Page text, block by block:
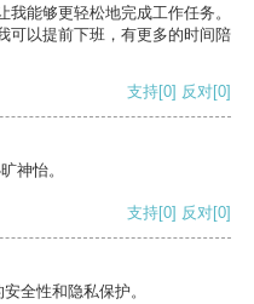
能够更轻松地完成工作任务。
可以提前下班，有更多的时间陪
支持[0] 反对[0]
神怡。
支持[0] 反对[0]
全性和隐私保护。